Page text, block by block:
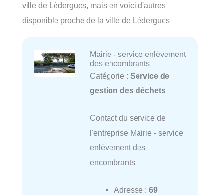
ville de Lédergues, mais en voici d'autres
disponible proche de la ville de Lédergues
Mairie - service enlèvement
des encombrants
Catégorie : Service de
gestion des déchets
Contact du service de
l'entreprise Mairie - service
enlèvement des
encombrants
Adresse : 69